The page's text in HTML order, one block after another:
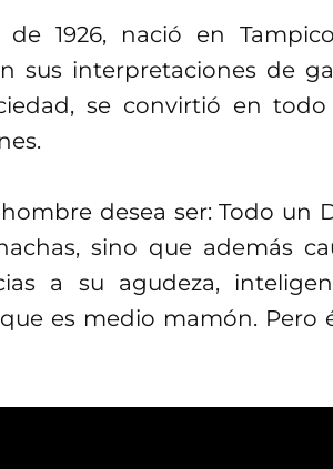
1926, nació en
sus interpretaciones de
se convirtió en
desea ser: Todo un
sino que además
a su agudeza,
es medio mamón. Pero